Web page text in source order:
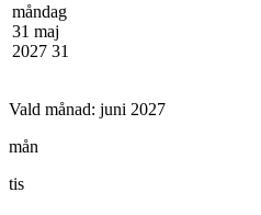
måndag
31 maj
2027 31
Vald månad: juni 2027
mån
tis